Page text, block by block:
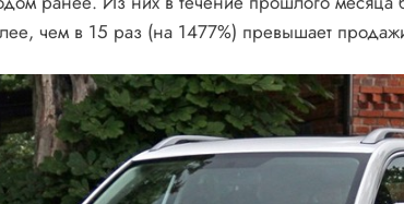
чем в 15 раз (на 1477%) превышает